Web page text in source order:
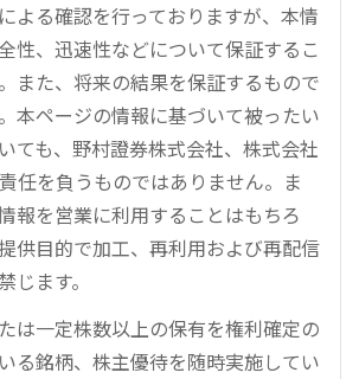
よる確認を行っておりますが、本情
性、迅速性などについて保証するこ
また、将来の結果を保証するもので
本ページの情報に基づいて被ったい
ても、野村證券株式会社、株式会社
任を負うものではありません。ま
報を営業に利用することはもちろ
供目的で加工、再利用および再配信
じます。
は一定株数以上の保有を権利確定の
る銘柄、株主優待を随時実施してい